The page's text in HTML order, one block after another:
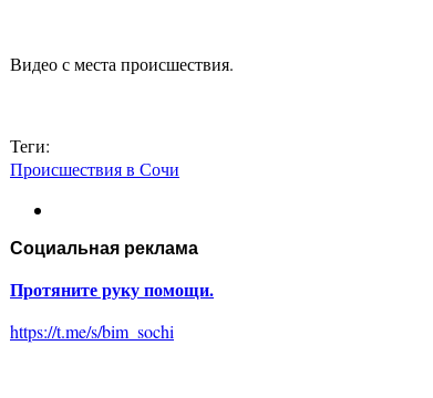
Видео с места происшествия.
Теги:
Происшествия в Сочи
Социальная реклама
Протяните руку помощи.
https://t.me/s/bim_sochi